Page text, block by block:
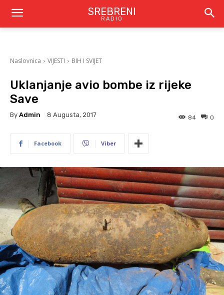
SREBRENI
RADIO
Naslovnica VIJESTI BIH I SVIJET
Uklanjanje avio bombe iz rijeke
Save
By Admin 8 Augusta, 2017 0
84
Facebook Viber